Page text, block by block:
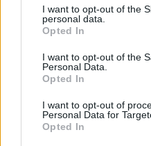
I want to opt-out of the
personal data.
Opted In
I want to opt-out of the
Personal Data.
Opted In
I want to opt-out of
Personal Data for
Opted In
Παγκόσμια Ημέρα
κανόνες»